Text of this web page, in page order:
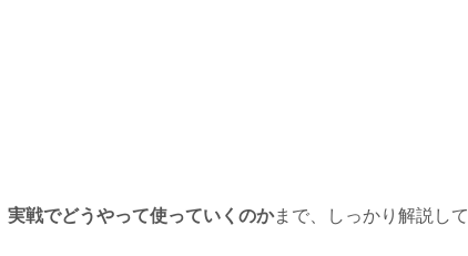
実戦でどうやって使っていくのかまで、しっかり解説して